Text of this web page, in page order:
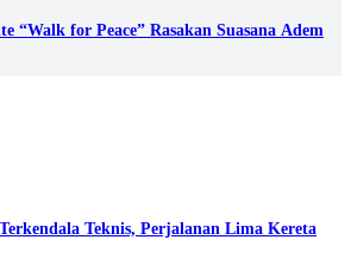
“Walk for Peace” Rasakan Suasana Adem
Teknis, Perjalanan Lima Kereta